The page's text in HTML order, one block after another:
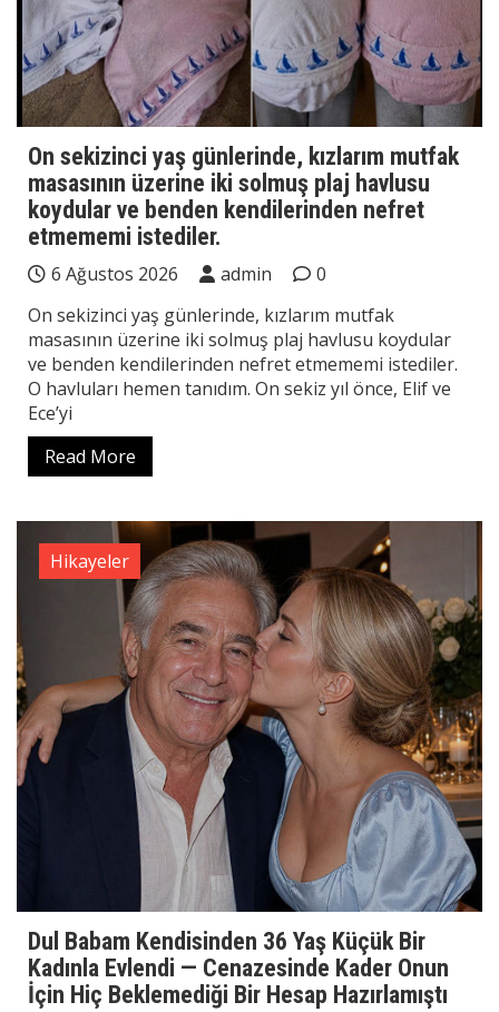
On sekizinci yaş günlerinde, kızlarım mutfak
masasının üzerine iki solmuş plaj havlusu
koydular ve benden kendilerinden nefret
etmememi istediler.
6 Ağustos 2026 admin
0
On sekizinci yaş günlerinde, kızlarım mutfak
masasının üzerine iki solmuş plaj havlusu koydular
ve benden kendilerinden nefret etmememi istediler.
O havluları hemen tanıdım. On sekiz yıl önce, Elif ve
Ece’yi
Read More
Hikayeler
Dul Babam Kendisinden 36 Yaş Küçük Bir
Kadınla Evlendi — Cenazesinde Kader Onun
İçin Hiç Beklemediği Bir Hesap Hazırlamıştı